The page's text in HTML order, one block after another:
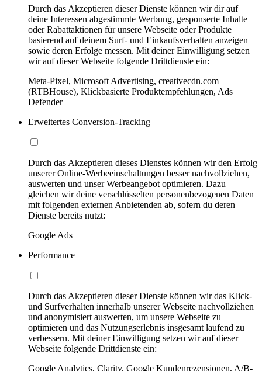
Durch das Akzeptieren dieser Dienste können wir dir auf
deine Interessen abgestimmte Werbung, gesponserte Inhalte
oder Rabattaktionen für unsere Webseite oder Produkte
basierend auf deinem Surf- und Einkaufsverhalten anzeigen
sowie deren Erfolge messen. Mit deiner Einwilligung setzen
wir auf dieser Webseite folgende Drittdienste ein:
Meta-Pixel, Microsoft Advertising, creativecdn.com
(RTBHouse), Klickbasierte Produktempfehlungen, Ads
Defender
Erweitertes Conversion-Tracking
Durch das Akzeptieren dieses Dienstes können wir den Erfolg
unserer Online-Werbeeinschaltungen besser nachvollziehen,
auswerten und unser Werbeangebot optimieren. Dazu
gleichen wir deine verschlüsselten personenbezogenen Daten
mit folgenden externen Anbietenden ab, sofern du deren
Dienste bereits nutzt:
Google Ads
Performance
Durch das Akzeptieren dieser Dienste können wir das Klick-
und Surfverhalten innerhalb unserer Webseite nachvollziehen
und anonymisiert auswerten, um unsere Webseite zu
optimieren und das Nutzungserlebnis insgesamt laufend zu
verbessern. Mit deiner Einwilligung setzen wir auf dieser
Webseite folgende Drittdienste ein:
Google Analytics, Clarity, Google Kundenrezensionen, A/B-